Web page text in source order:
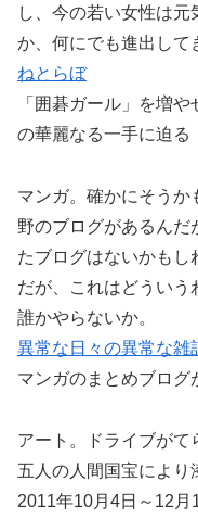
し、今の若い女性は
か、何にでも進出して
ねとらぼ
「囲碁ガール」を増
の華麗なる一手に迫る
マンガ。確かにそうか
野のブログがあるんだ
たブログはないかもし
だが、これはどういう
誰かやらないか。
異常な日々の異常な雑
マンガのまとめブログ
アート。ドライブが
五人の人間国宝により
2011年10月4日～12